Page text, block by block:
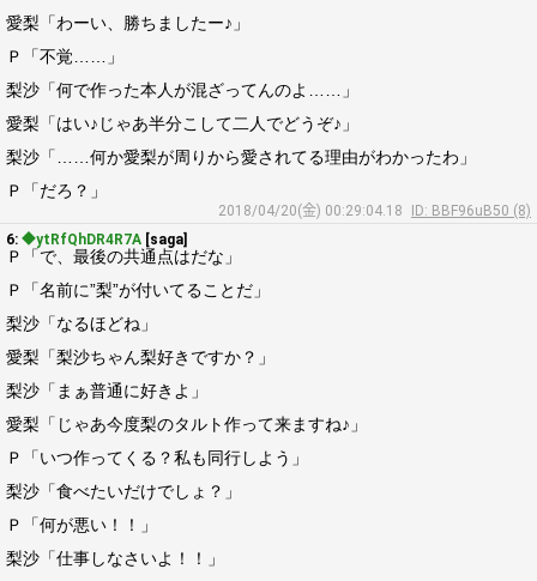
愛梨「わーい、勝ちましたー♪」
Ｐ「不覚……」
梨沙「何で作った本人が混ざってんのよ……」
愛梨「はい♪じゃあ半分こして二人でどうぞ♪」
梨沙「……何か愛梨が周りから愛されてる理由がわかったわ」
Ｐ「だろ？」
2018/04/20(金) 00:29:04.18
ID: BBF96uB50 (8)
6: ◆ytRfQhDR4R7A [saga]
Ｐ「で、最後の共通点はだな」
Ｐ「名前に”梨”が付いてることだ」
梨沙「なるほどね」
愛梨「梨沙ちゃん梨好きですか？」
梨沙「まぁ普通に好きよ」
愛梨「じゃあ今度梨のタルト作って来ますね♪」
Ｐ「いつ作ってくる？私も同行しよう」
梨沙「食べたいだけでしょ？」
Ｐ「何が悪い！！」
梨沙「仕事しなさいよ！！」